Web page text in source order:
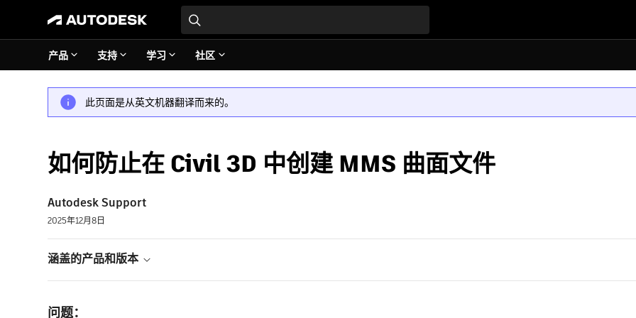
产品 支持 学习 社区
此页面是从英文机器翻译而来的。
如何防止在 Civil 3D 中创建 MMS 曲面文件
Autodesk Support
2025年12月8日
涵盖的产品和版本
问题：